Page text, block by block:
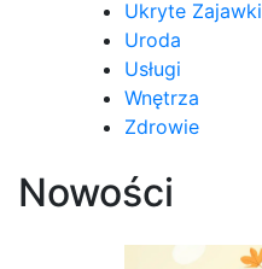
Ukryte Zajawki
Uroda
Usługi
Wnętrza
Zdrowie
Nowości